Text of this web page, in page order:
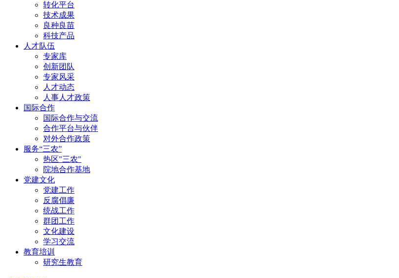
转化平台
技术成果
良种良苗
科技产品
人才队伍
专家库
创新团队
专家风采
人才动态
人事人才政策
国际合作
国际合作与交流
合作平台与伙伴
对外合作政策
服务“三农”
热区"三农"
院地合作基地
党建文化
党建工作
反腐倡廉
统战工作
群团工作
文化建设
学习交流
教育培训
研究生教育